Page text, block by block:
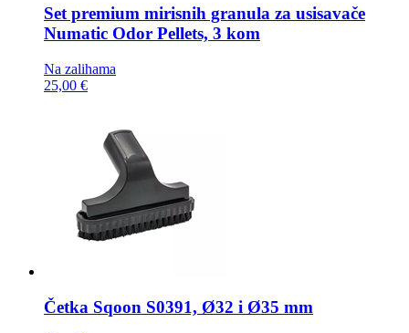
Set premium mirisnih granula za usisavače
Numatic Odor Pellets, 3 kom
Na zalihama
25,00 €
Četka Sqoon S0391, Ø32 i Ø35 mm